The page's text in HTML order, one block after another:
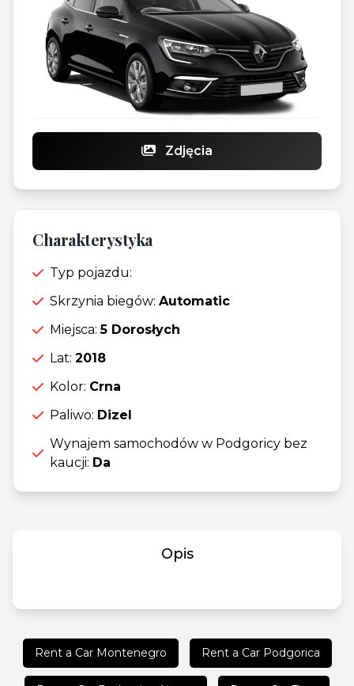
Zdjęcia
Charakterystyka
Typ pojazdu:
Skrzynia biegów: Automatic
Miejsca:5 Dorosłych
Lat: 2018
Kolor: Crna
Paliwo: Dizel
Wynajem samochodów w Podgoricy bez
kaucji: Da
Opis
Rent a Car Montenegro Rent a Car Podgorica